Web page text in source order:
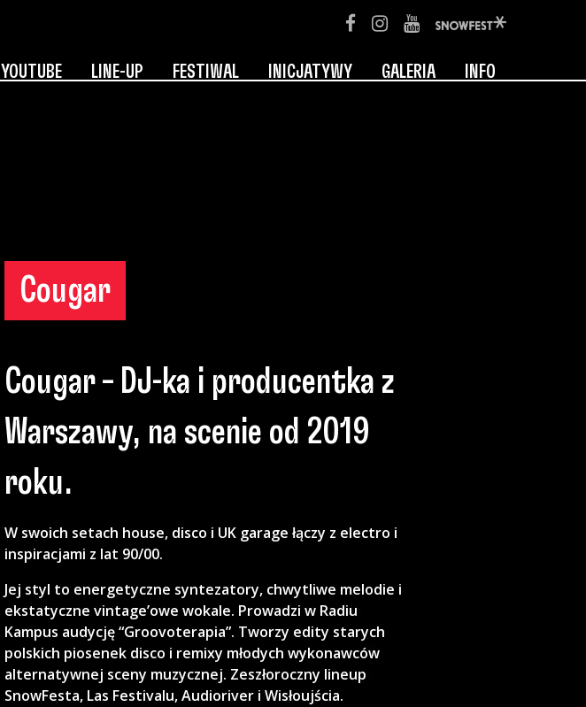
YOUTUBE LINE-UP FESTIWAL INICJATYWY GALERIA INFO
Cougar
Cougar – DJ-ka i producentka z
Warszawy, na scenie od 2019
roku.
W swoich setach house, disco i UK garage łączy z electro i
inspiracjami z lat 90/00.
Jej styl to energetyczne syntezatory, chwytliwe melodie i
ekstatyczne vintage’owe wokale. Prowadzi w Radiu
Kampus audycję “Groovoterapia”. Tworzy edity starych
polskich piosenek disco i remixy młodych wykonawców
alternatywnej sceny muzycznej. Zeszłoroczny lineup
SnowFesta, Las Festivalu, Audioriver i Wisłoujścia.